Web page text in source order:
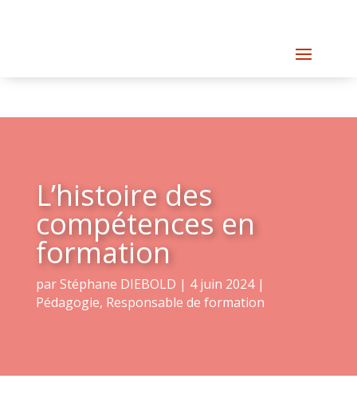
L’histoire des
compétences en
formation
parStéphane DIEBOLD | 4 juin 2024|
Pédagogie, Responsable de formation